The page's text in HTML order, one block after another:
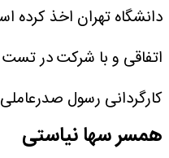
دانشگاه تهران اخذ کرده
اتفاقی و با شرکت در تست
کارگردانی رسول
همسر سها نیاستی